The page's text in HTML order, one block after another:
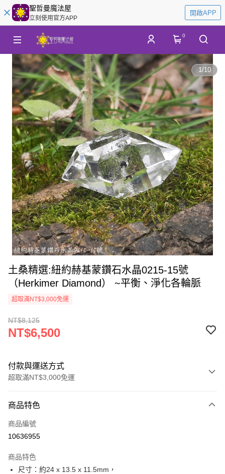
聖哲曼魔法屋
立刻使用官方APP
開啟APP
0
1/10
土桑精選:紐約赫基蒙鑽石水晶0215-15號
（Herkimer Diamond） ~平衡、淨化各輪脈
超取滿NT$3,000免運
NT$8,125
NT$6,500
付款與運送方式
超取滿NT$3,000免運
信用卡一次付款
超商取貨付款
Apple Pay
商品特色
商品編號
10636955
商品特色
尺寸：約24 x 13.5 x 11.5mm，